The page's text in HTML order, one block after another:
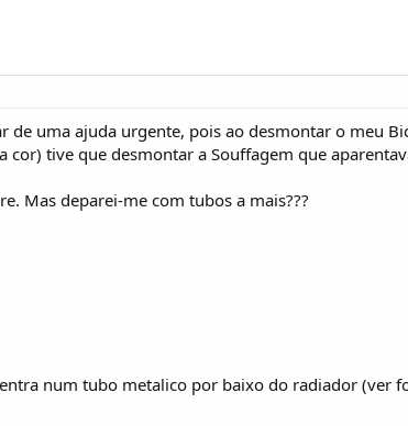
de uma ajuda urgente, pois ao desmontar o meu
cor) tive que desmontar a Souffagem que
Mas deparei-me com tubos a mais???
num tubo metalico por baixo do radiador (ver